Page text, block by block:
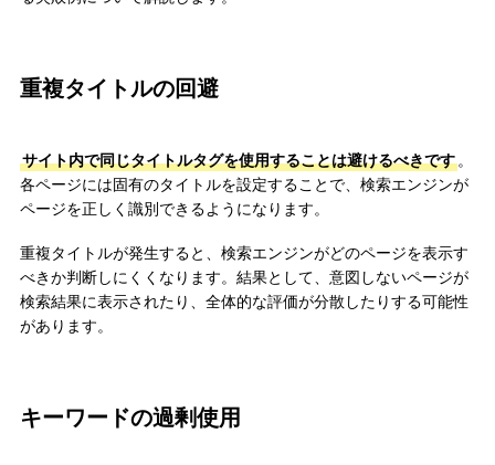
重複タイトルの回避
サイト内で同じタイトルタグを使用することは避けるべきです。
各ページには固有のタイトルを設定することで、検索エンジンが
ページを正しく識別できるようになります。
重複タイトルが発生すると、検索エンジンがどのページを表示す
べきか判断しにくくなります。結果として、意図しないページが
検索結果に表示されたり、全体的な評価が分散したりする可能性
があります。
キーワードの過剰使用